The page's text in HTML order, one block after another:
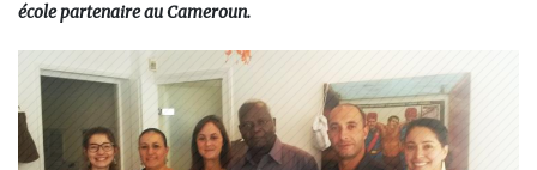
école partenaire au Cameroun.